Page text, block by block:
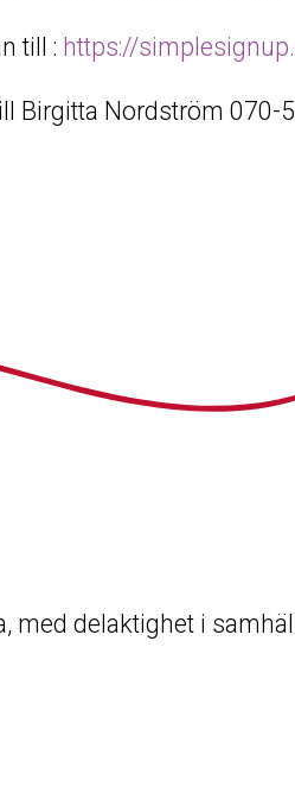
till : https://
Birgitta Nordström 070-
med delaktighet i